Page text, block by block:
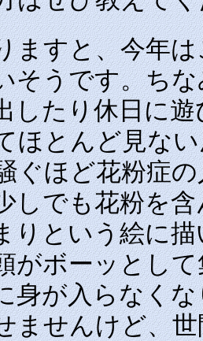
ますと、今年
そうです。ち
したり休日に
ほとんど見な
ぐほど花粉症
しでも花粉を
りという絵に
がボーッとし
身が入らなく
ませんけど、